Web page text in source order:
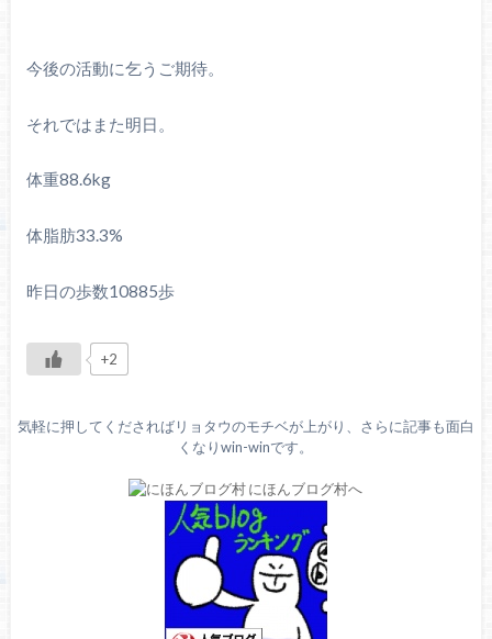
今後の活動に乞うご期待。
それではまた明日。
体重88.6kg
体脂肪33.3%
昨日の歩数10885歩
+2
気軽に押してくださればリョタウのモチベが上がり、さらに記事も面白
くなりwin-winです。